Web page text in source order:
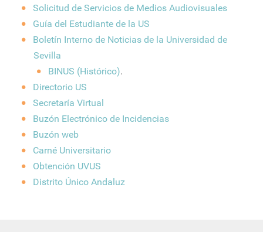
Solicitud de Servicios de Medios Audiovisuales
Guía del Estudiante de la US
Boletín Interno de Noticias de la Universidad de
Sevilla
BINUS (Histórico).
Directorio US
Secretaría Virtual
Buzón Electrónico de Incidencias
Buzón web
Carné Universitario
Obtención UVUS
Distrito Único Andaluz